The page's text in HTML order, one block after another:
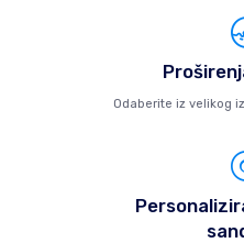
Odaberite iz velikog